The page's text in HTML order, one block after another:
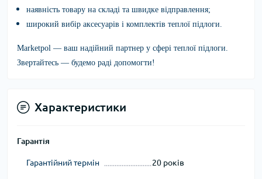
наявність товару на складі та швидке відправлення;
широкий вибір аксесуарів і комплектів теплої підлоги.
Marketpol — ваш надійний партнер у сфері теплої підлоги.
Звертайтесь — будемо раді допомогти!
Характеристики
Гарантія
Гарантійний термін 20 років